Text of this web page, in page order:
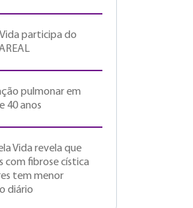
participa do
pulmonar em
40 anos
Vida revela que
com fibrose cística
tem menor
diário